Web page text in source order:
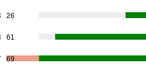
26
61
69